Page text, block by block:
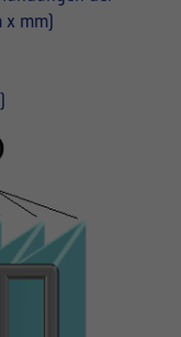
x mm)